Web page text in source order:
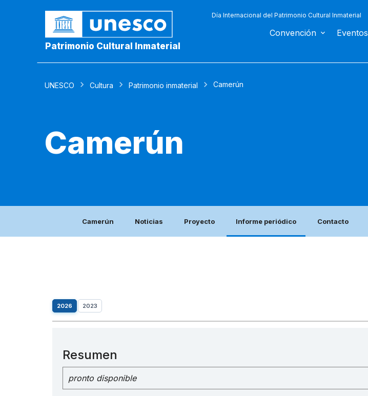
Patrimonio Cultural Inmaterial
Día Internacional del Patrimonio Cultural Inmaterial
Convención Eventos
UNESCO Cultura Patrimonio inmaterial Camerún
Camerún
Camerún Noticias Proyecto Informe periódico Contacto
2026 2023
Resumen
pronto disponible